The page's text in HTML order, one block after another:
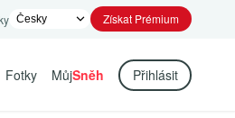
Získat Prémium
Fotky MůjSněh Přihlásit